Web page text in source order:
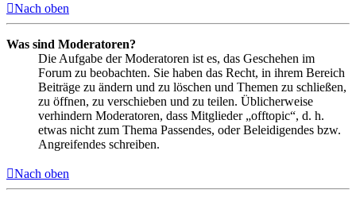
Nach oben
Was sind Moderatoren?
Die Aufgabe der Moderatoren ist es, das Geschehen im
Forum zu beobachten. Sie haben das Recht, in ihrem Bereich
Beiträge zu ändern und zu löschen und Themen zu schließen,
zu öffnen, zu verschieben und zu teilen. Üblicherweise
verhindern Moderatoren, dass Mitglieder „offtopic“, d. h.
etwas nicht zum Thema Passendes, oder Beleidigendes bzw.
Angreifendes schreiben.
Nach oben